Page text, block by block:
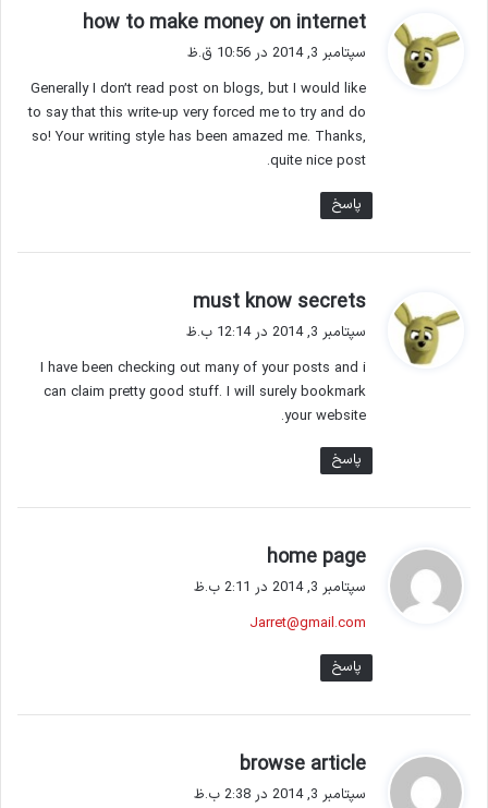
how to make money on internet
:
سپتامبر 3, 2014 در 10:56 ق.ظ
Generally I don’t read post on blogs, but I would like
to say that this write-up very forced me to try and do
so! Your writing style has been amazed me. Thanks,
quite nice post.
پاسخ
must know secrets
ف
:
سپتامبر 3, 2014 در 12:14 ب.ظ
I have been checking out many of your posts and i
can claim pretty good stuff. I will surely bookmark
your website.
پاسخ
home page
ف
:
سپتامبر 3, 2014 در 2:11 ب.ظ
Jarret@gmail.com
پاسخ
browse article
ف
سپتامبر 3, 2014 در 2:38 ب.ظ